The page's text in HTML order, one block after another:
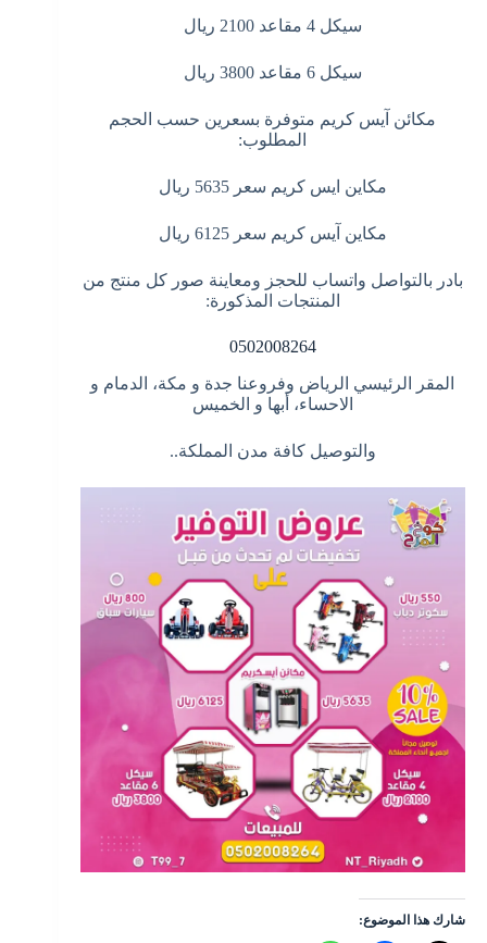
سيكل 4 مقاعد 2100 ريال
سيكل 6 مقاعد 3800 ريال
مكائن آيس كريم متوفرة بسعرين حسب الحجم
المطلوب:
مكاين ايس كريم سعر 5635 ريال
مكاين آيس كريم سعر 6125 ريال
بادر بالتواصل واتساب للحجز ومعاينة صور كل منتج من
المنتجات المذكورة:
0502008264
المقر الرئيسي الرياض وفروعنا جدة و مكة، الدمام و
الاحساء، أبها و الخميس
والتوصيل كافة مدن المملكة..
شارك هذا الموضوع: